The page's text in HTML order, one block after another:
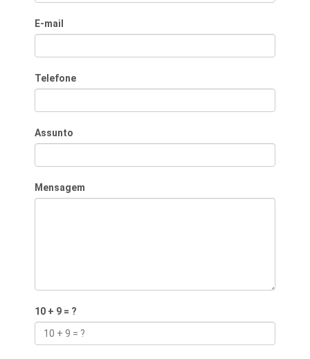
E-mail
Telefone
Assunto
Mensagem
10 + 9 = ?